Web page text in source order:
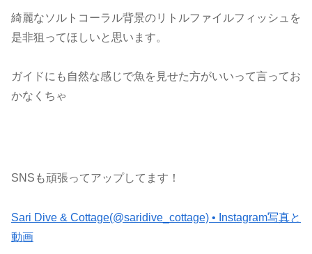
綺麗なソルトコーラル背景のリトルファイルフィッシュを
是非狙ってほしいと思います。
ガイドにも自然な感じで魚を見せた方がいいって言ってお
かなくちゃ
SNSも頑張ってアップしてます！
Sari Dive & Cottage(@saridive_cottage) • Instagram写真と
動画